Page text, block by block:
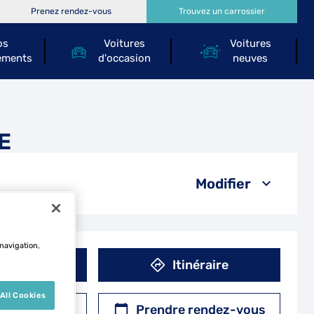
Voitures
d'occasion
Voitures
neuves
Prenez rendez-vous Trouvez un carrossier
Modifier
Itinéraire
un devis Prendre rendez-vous
Cookies